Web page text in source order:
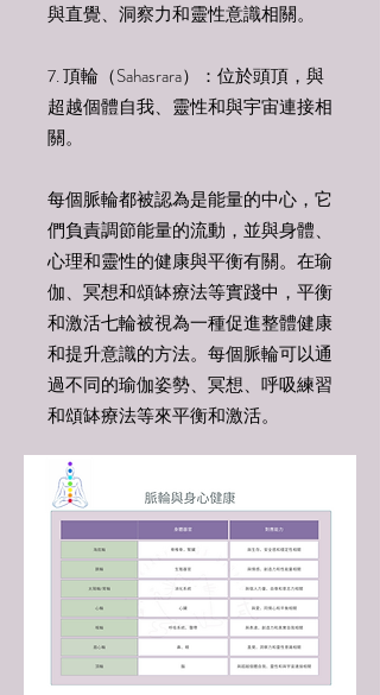
與直覺、洞察力和靈性意識相關。
7. 頂輪（Sahasrara）：位於頭頂，與
超越個體自我、靈性和與宇宙連接相
關。
每個脈輪都被認為是能量的中心，它
們負責調節能量的流動，並與身體、
心理和靈性的健康與平衡有關。在瑜
伽、冥想和頌缽療法等實踐中，平衡
和激活七輪被視為一種促進整體健康
和提升意識的方法。每個脈輪可以通
過不同的瑜伽姿勢、冥想、呼吸練習
和頌缽療法等來平衡和激活。